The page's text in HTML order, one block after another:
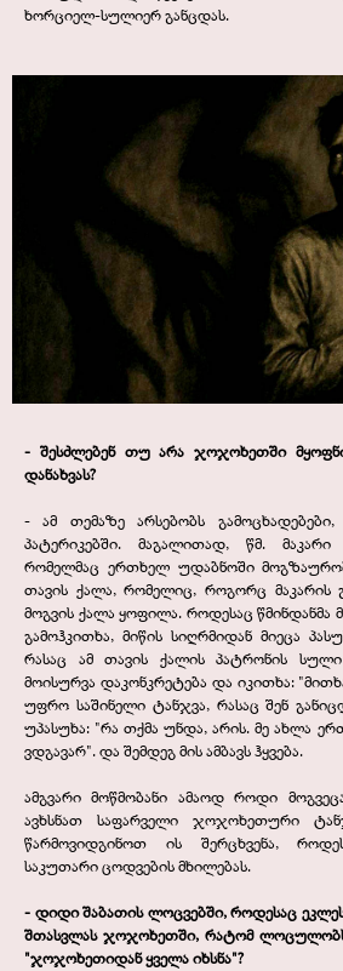
ხორციელ-სულიერ განცდას.
- შესძლებენ თუ არა ჯოჯოხეთში
დანახვას?
- ამ თემაზე არსებობს
პატერიკებში. მაგალითად, წმ.
რომელმაც ერთხელ უდაბნოში
თავის ქალა, რომელიც, როგორც მაკარის
მოგვის ქალა ყოფილა. როდესაც წმინდანმა
გამოჰკითხა, მიწის სიღრმიდან მიეცა
რასაც ამ თავის ქალის პატრონის
მოისურვა დაკონკრეტება და იკითხა:
უფრო საშინელი ტანჯვა, რასაც შენ
უპასუხა: "რა თქმა უნდა, არის. მე ახლა
ვდგავარ". და შემდეგ მის ამბავს ჰყვება.
ამგვარი მოწმობანი ამაოდ როდი
ავხსნათ საფარველი ჯოჯოხეთური
წარმოვიდგინოთ ის შერცხვენა,
საკუთარი ცოდვების მხილებას.
- დიდი შაბათის ლოცვებში, როდესაც
შთასვლას ჯოჯოხეთში, რატომ ლოცულობს
"ჯოჯოხეთიდან ყველა იხსნა"?